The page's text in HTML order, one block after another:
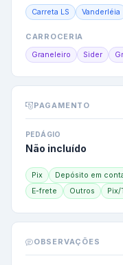
Carreta LS Vanderléia
CARROCERIA
Graneleiro Sider
PAGAMENTO
PEDÁGIO
Não incluído
Pix Depósito em
E-frete
Outros
OBSERVAÇÕES